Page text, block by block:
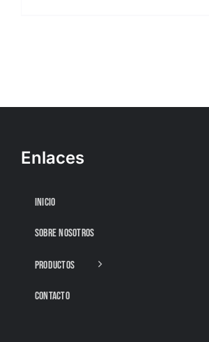
Enlaces
INICIO
SOBRE NOSOTROS
PRODUCTOS
CONTACTO